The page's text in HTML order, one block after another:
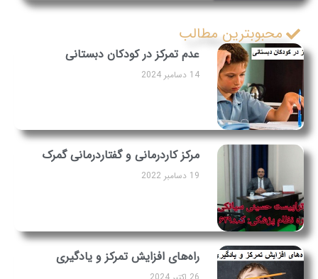
محبوبترین مطالب
عدم تمرکز در کودکان دبستانی
14 دسامبر 2024
مرکز کاردرمانی و گفتاردرمانی گمرک
19 دسامبر 2022
راه‌های افزایش تمرکز و یادگیری